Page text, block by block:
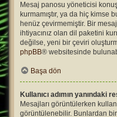
Mesaj panosu yöneticisi
kurmamıştır, ya da hiç
henüz çevirmemiştir. Bir
ihtiyacınız olan dil paketini
değilse, yeni bir çeviri
phpBB® websitesinde
Başa dön
Kullanıcı adımın yanındaki
Mesajları görüntülerken
görüntülenebilir. Bunlardan